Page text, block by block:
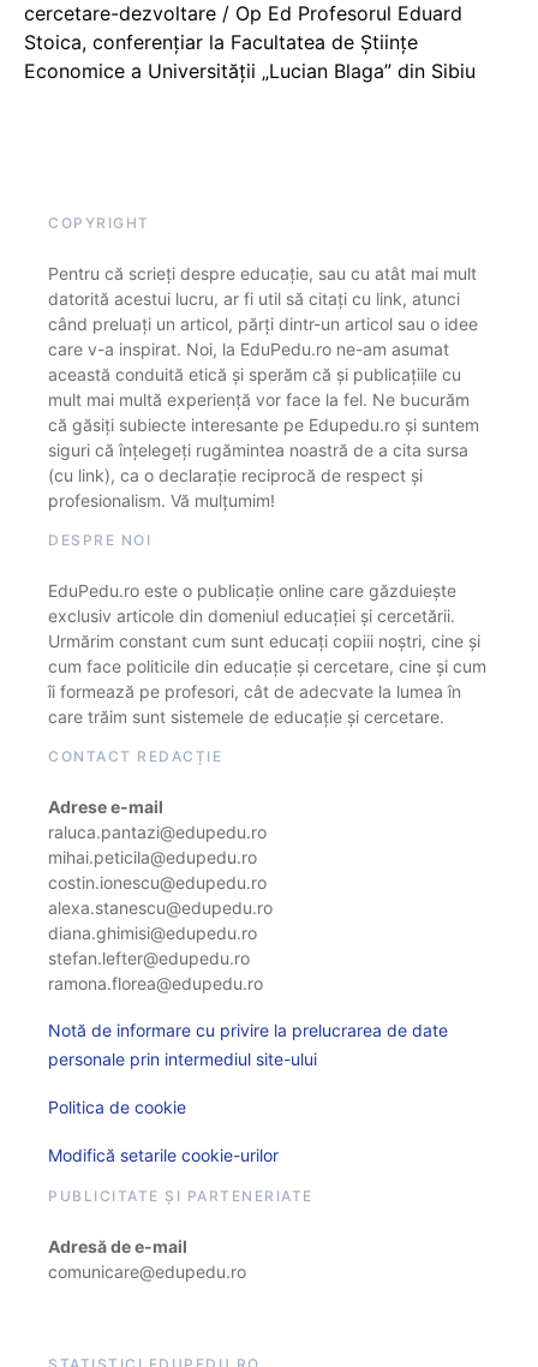
cercetare-dezvoltare / Op Ed Profesorul Eduard
Stoica, conferențiar la Facultatea de Științe
Economice a Universității „Lucian Blaga” din Sibiu
COPYRIGHT
Pentru că scrieți despre educație, sau cu atât mai mult
datorită acestui lucru, ar fi util să citați cu link, atunci
când preluați un articol, părți dintr-un articol sau o idee
care v-a inspirat. Noi, la EduPedu.ro ne-am asumat
această conduită etică și sperăm că și publicațiile cu
mult mai multă experiență vor face la fel. Ne bucurăm
că găsiți subiecte interesante pe Edupedu.ro și suntem
siguri că înțelegeți rugămintea noastră de a cita sursa
(cu link), ca o declarație reciprocă de respect și
profesionalism. Vă mulțumim!
DESPRE NOI
EduPedu.ro este o publicație online care găzduiește
exclusiv articole din domeniul educației și cercetării.
Urmărim constant cum sunt educați copiii noștri, cine și
cum face politicile din educație și cercetare, cine și cum
îi formează pe profesori, cât de adecvate la lumea în
care trăim sunt sistemele de educație și cercetare.
CONTACT REDACȚIE
Adrese e-mail
raluca.pantazi@edupedu.ro
mihai.peticila@edupedu.ro
costin.ionescu@edupedu.ro
alexa.stanescu@edupedu.ro
diana.ghimisi@edupedu.ro
stefan.lefter@edupedu.ro
ramona.florea@edupedu.ro
Notă de informare cu privire la prelucrarea de date
personale prin intermediul site-ului
Politica de cookie
Modifică setarile cookie-urilor
PUBLICITATE ȘI PARTENERIATE
Adresă de e-mail
comunicare@edupedu.ro